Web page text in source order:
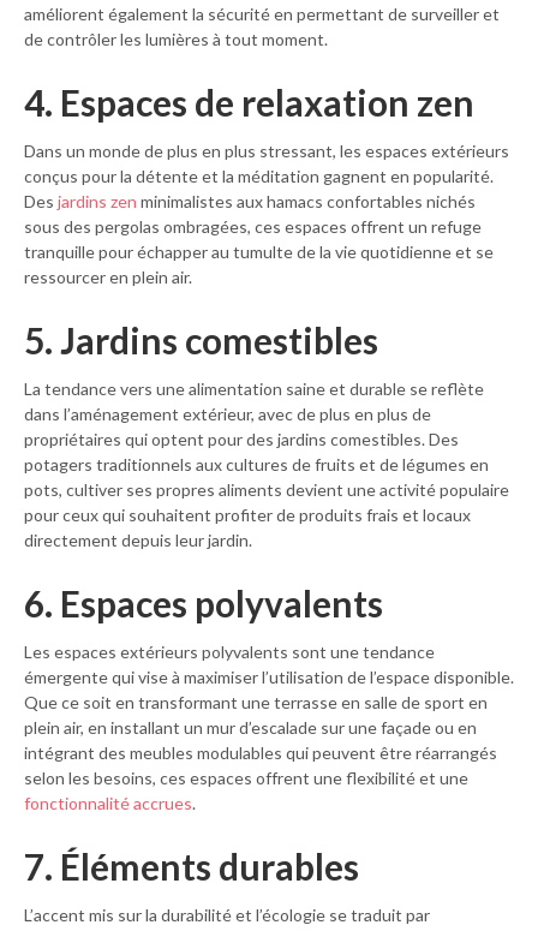
améliorent également la sécurité en permettant de surveiller et
de contrôler les lumières à tout moment.
4. Espaces de relaxation zen
Dans un monde de plus en plus stressant, les espaces extérieurs
conçus pour la détente et la méditation gagnent en popularité.
Des jardins zen minimalistes aux hamacs confortables nichés
sous des pergolas ombragées, ces espaces offrent un refuge
tranquille pour échapper au tumulte de la vie quotidienne et se
ressourcer en plein air.
5. Jardins comestibles
La tendance vers une alimentation saine et durable se reflète
dans l’aménagement extérieur, avec de plus en plus de
propriétaires qui optent pour des jardins comestibles. Des
potagers traditionnels aux cultures de fruits et de légumes en
pots, cultiver ses propres aliments devient une activité populaire
pour ceux qui souhaitent profiter de produits frais et locaux
directement depuis leur jardin.
6. Espaces polyvalents
Les espaces extérieurs polyvalents sont une tendance
émergente qui vise à maximiser l’utilisation de l’espace disponible.
Que ce soit en transformant une terrasse en salle de sport en
plein air, en installant un mur d’escalade sur une façade ou en
intégrant des meubles modulables qui peuvent être réarrangés
selon les besoins, ces espaces offrent une flexibilité et une
fonctionnalité accrues.
7. Éléments durables
L’accent mis sur la durabilité et l’écologie se traduit par